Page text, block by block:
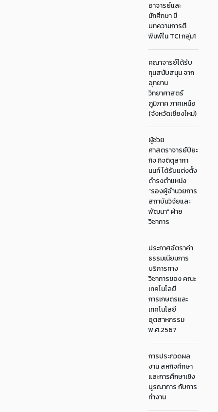
อาจารย์และ
นักศึกษา มี
บทความการตี
พิมพ์ใน TCI กลุ่ม1
คณาจารย์ได้รับ
ทุนสนับสนุน จาก
อุทยาน
วิทยาศาสตร์
ภูมิภาค ภาคเหนือ
(จังหวัดเชียงใหม่)
ผู้ช่วย
ศาสตราจารย์ปิยะ
กิจ กิจติตุลากา
นนท์ ได้รับแต่งตั้ง
ดำรงตำแหน่ง
“รองผู้อำนวยการ
สถาบันวิจัยและ
พัฒนา“ ฝ่าย
วิชาการ
ประกาศอัตราค่า
ธรรมเนียมการ
บริการทาง
วิชาการของ คณะ
เทคโนโลยี
การเกษตรและ
เทคโนโลยี
อุตสาหกรรม
พ.ศ.2567
การประกวดผล
งาน สหกิจศึกษา
และการศึกษาเชิง
บูรณาการ กับการ
ทำงาน